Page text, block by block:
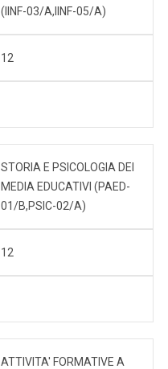
(IINF-03/A,IINF-05/A)
12
STORIA E PSICOLOGIA DEI
MEDIA EDUCATIVI (PAED-
01/B,PSIC-02/A)
12
ATTIVITA' FORMATIVE A